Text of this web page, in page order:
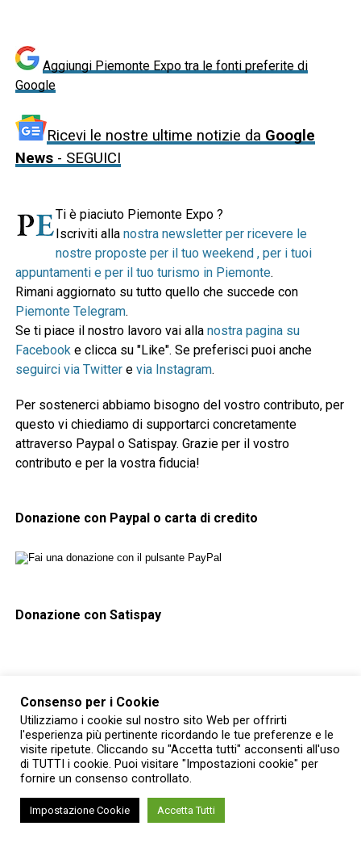
Aggiungi Piemonte Expo tra le fonti preferite di
Google
Ricevi le nostre ultime notizie da Google
News- SEGUICI
Ti è piaciuto Piemonte Expo ?
Iscriviti alla nostra newsletter per ricevere le
nostre proposte per il tuo weekend , per i tuoi
appuntamenti e per il tuo turismo in Piemonte.
Rimani aggiornato su tutto quello che succede con
Piemonte Telegram.
Se ti piace il nostro lavoro vai alla nostra pagina su
Facebooke clicca su "Like". Se preferisci puoi anche
seguirci via Twittere via Instagram.
Per sostenerci abbiamo bisogno del vostro contributo, per
questo vi chiediamo di supportarci concretamente
attraverso Paypal o Satispay. Grazie per il vostro
contributo e per la vostra fiducia!
Donazione con Paypal o carta di credito
Donazione con Satispay
YOU MAY LIKE
Art Invaders: il festival che trasforma
videogame e animazione in arte
contemporanea a Torino
All’Ospedale San Luigi di Torino i disegni
Consenso per i Cookie
Utilizziamo i cookie sul nostro sito Web per offrirti
l'esperienza più pertinente ricordando le tue preferenze e le
visite ripetute. Cliccando su "Accetta tutti" acconsenti all'uso
di TUTTI i cookie. Puoi visitare "Impostazioni cookie" per
fornire un consenso controllato.
Impostazione Cookie Accetta Tutti